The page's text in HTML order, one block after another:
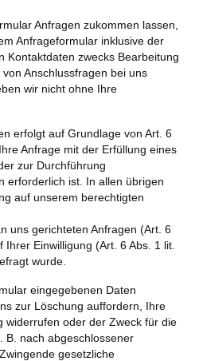
Anfragen zukommen lassen,
Anfrageformular inklusive der
Kontaktdaten zwecks Bearbeitung
Anschlussfragen bei uns
wir nicht ohne Ihre
erfolgt auf Grundlage von Art. 6
Anfrage mit der Erfüllung eines
zur Durchführung
erforderlich ist. In allen übrigen
auf unserem berechtigten
uns gerichteten Anfragen (Art. 6
Einwilligung (Art. 6 Abs. 1 lit.
wurde.
eingegebenen Daten
zur Löschung auffordern, Ihre
widerrufen oder der Zweck für die
B. nach abgeschlossener
gesetzliche